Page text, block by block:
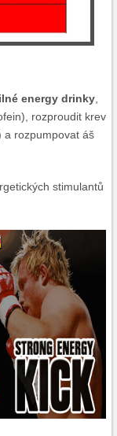
energy drinky
rozproudit krev
a rozpumpovat áš
stimulantů